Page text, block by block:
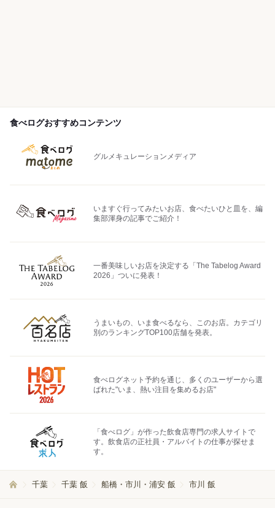
食べログおすすめコンテンツ
グルメキュレーションメディア
いますぐ行ってみたいお店、食べたいひと皿を、編
集部渾身の記事でご紹介！
一番美味しいお店を決定する「The Tabelog Award
2026」ついに発表！
うまいもの、いま食べるなら、このお店。カテゴリ
別のランキングTOP100店舗を発表。
食べログネット予約を通じ、多くのユーザーから選
ばれた"いま、熱い注目を集めるお店"
「食べログ」が作った飲食店専門の求人サイトで
す。飲食店の正社員・アルバイトの仕事が探せま
す。
千葉 千葉 飯 船橋・市川・浦安 飯 市川 飯